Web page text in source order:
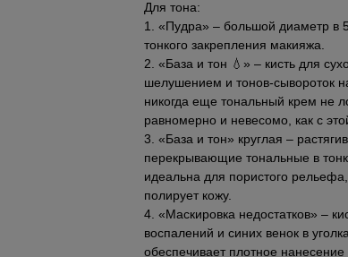
Для тона:
1. «Пудра» – большой диаметр в
тонкого закрепления макияжа.
2. «База и тон 💧» – кисть для
шелушением и тонов-сывороток
никогда еще тональный крем не
равномерно и невесомо, как с
3. «База и тон» круглая –
перекрывающие тональные в
идеальна для пористого
полирует кожу.
4. «Маскировка недостатков» –
воспалений и синих венок в
обеспечивает плотное